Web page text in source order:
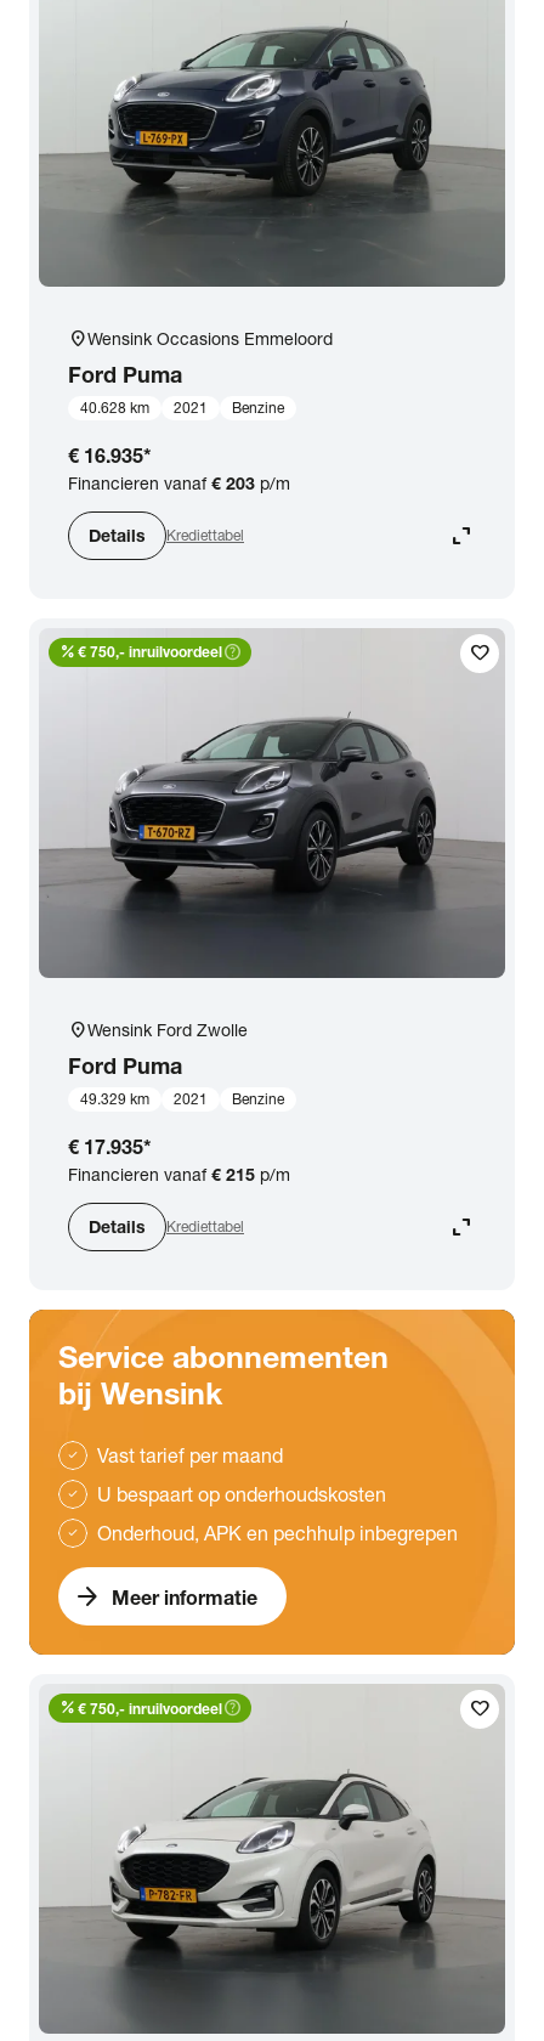
location_onWensink Occasions Emmeloord
Ford Puma
40.628 km 2021 Benzine
€ 16.935*
Financieren vanaf€ 203 p/m
Details Krediettabel expand_content
favorite
percent € 750,- inruilvoordeelhelp_outline
location_onWensink Ford Zwolle
Ford Puma
49.329 km 2021 Benzine
€ 17.935*
Financieren vanaf€ 215 p/m
Details Krediettabel expand_content
Service abonnementen
bij Wensink
check Vast tarief per maand
check U bespaart op onderhoudskosten
check Onderhoud, APK en pechhulp inbegrepen
arrow_forward Meer informatie
favorite
percent € 750,- inruilvoordeelhelp_outline